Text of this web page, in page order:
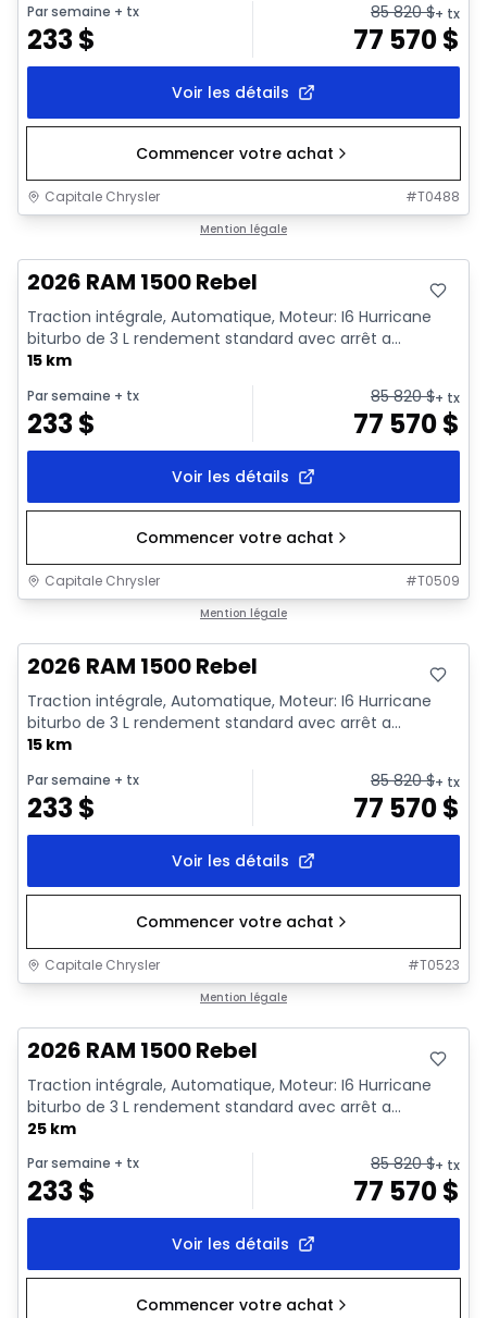
Par semaine + tx
233$
85 820$+ tx
77 570$
Voir les détails
Commencer votre achat
Capitale Chrysler #T0488
Mention légale
2026 RAM 1500 Rebel
Traction intégrale, Automatique, Moteur: I6 Hurricane
biturbo de 3 L rendement standard avec arrêt a...
15 km
Par semaine + tx
233$
85 820$+ tx
77 570$
Voir les détails
Commencer votre achat
Capitale Chrysler #T0509
Mention légale
2026 RAM 1500 Rebel
Traction intégrale, Automatique, Moteur: I6 Hurricane
biturbo de 3 L rendement standard avec arrêt a...
15 km
Par semaine + tx
233$
85 820$+ tx
77 570$
Voir les détails
Commencer votre achat
Capitale Chrysler #T0523
Mention légale
2026 RAM 1500 Rebel
Traction intégrale, Automatique, Moteur: I6 Hurricane
biturbo de 3 L rendement standard avec arrêt a...
25 km
Par semaine + tx
233$
85 820$+ tx
77 570$
Voir les détails
Commencer votre achat